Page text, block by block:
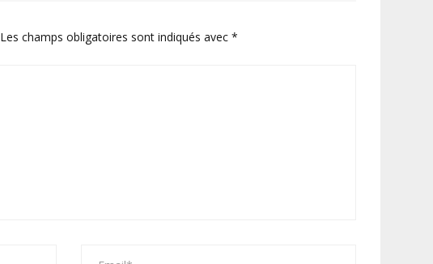
Les champs obligatoires sont indiqués avec *